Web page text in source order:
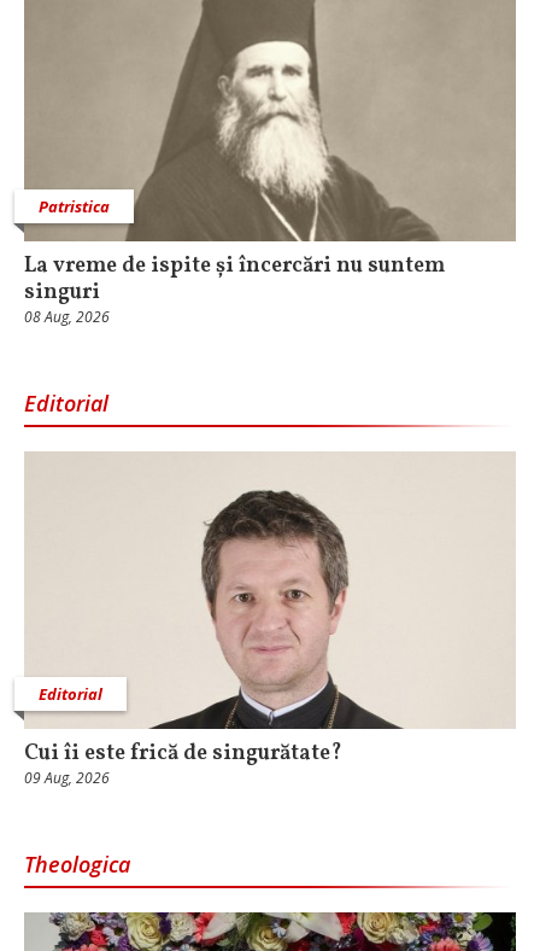
Patristica
La vreme de ispite și încercări nu suntem
singuri
08 Aug, 2026
Editorial
Editorial
Cui îi este frică de singurătate?
09 Aug, 2026
Theologica